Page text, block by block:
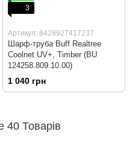
3
Артикул: 8428927417237
Шарф-труба Buff Realtree
Coolnet UV+, Timber (BU
124258.809.10.00)
1 040 грн
40 Товарів